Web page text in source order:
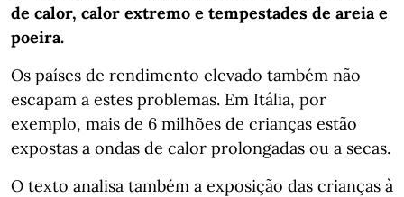
de calor, calor extremo e tempestades de areia e
poeira.
Os países de rendimento elevado também não
escapam a estes problemas. Em Itália, por
exemplo, mais de 6 milhões de crianças estão
expostas a ondas de calor prolongadas ou a secas.
O texto analisa também a exposição das crianças à